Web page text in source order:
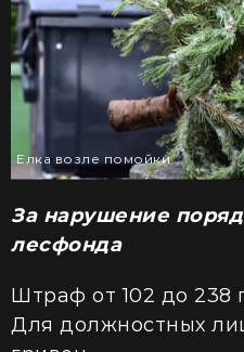
Елка возле помойки
За нарушение
лесфонда
Штраф от 102 до 238
Для должностных